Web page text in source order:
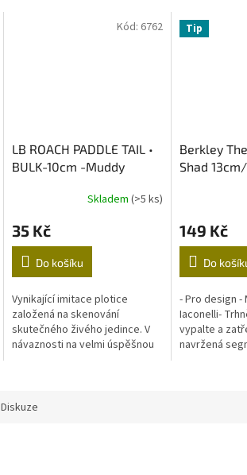
LB ROACH PADDLE TAIL •
BULK-10cm -Muddy
Skladem (>5 ks)
35 Kč
Do košíku
Vynikající imitace plotice
založená na skenování
skutečného živého jedince. V
návaznosti na velmi úspěšnou
Kód: 6762 Tip
Berkley
Shad
149 Kč
Do
- Pro design -
Iaconelli-
vypalte a
navržená
Diskuze